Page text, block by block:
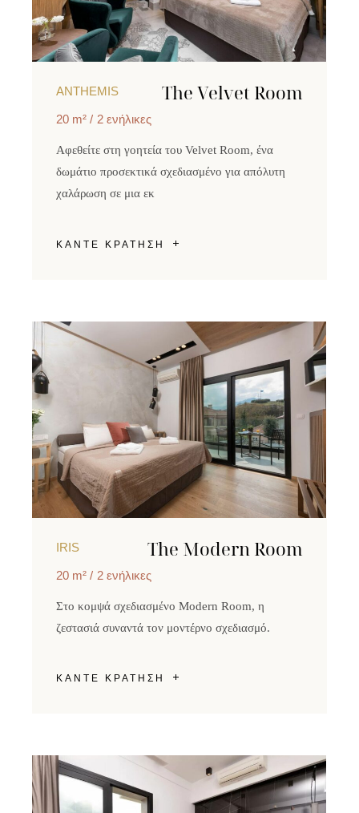
ANTHEMIS The Velvet Room
20 m² 2 ενήλικες
Αφεθείτε στη γοητεία του Velvet Room, ένα
δωμάτιο προσεκτικά σχεδιασμένο για απόλυτη
χαλάρωση σε μια εκ
ΚΑΝΤΕ ΚΡΑΤΗΣΗ
IRIS The Modern Room
20 m² 2 ενήλικες
Στο κομψά σχεδιασμένο Modern Room, η
ζεστασιά συναντά τον μοντέρνο σχεδιασμό.
ΚΑΝΤΕ ΚΡΑΤΗΣΗ